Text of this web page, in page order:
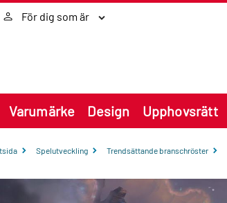
För dig som är
Varumärke Design Upphovsrätt
Spelutveckling Trendsättande branschröster